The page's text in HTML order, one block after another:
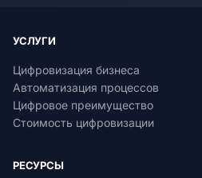
УСЛУГИ
Цифровизация бизнеса
Автоматизация процессов
Цифровое преимущество
Стоимость цифровизации
РЕСУРСЫ